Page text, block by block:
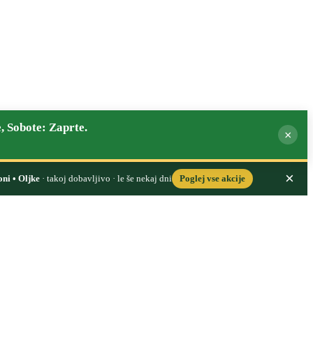
Sobote: Zaprte.
×
• Oljke· takoj dobavljivo · le še nekaj dni Poglej vse akcije ×